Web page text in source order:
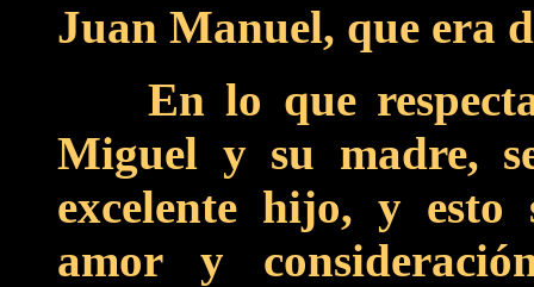
Juan Manuel, que era
En lo que
Miguel y su madre,
excelente hijo, y esto
amor y